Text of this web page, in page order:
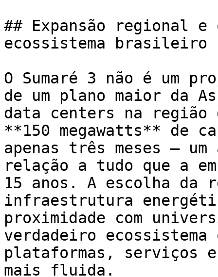
## Expansão regional
ecossistema brasileiro
O Sumaré 3 não é um
de um plano maior da
data centers na região
**150 megawatts** de
apenas três meses — um
relação a tudo que a
15 anos. A escolha da
infraestrutura
proximidade com
verdadeiro
plataformas, serviços
mais fluida.